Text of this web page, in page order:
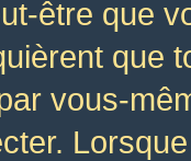
être que
que
vous-